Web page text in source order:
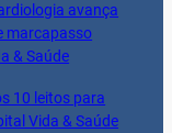
avança
marcapasso
& Saúde
10 leitos para
Vida & Saúde